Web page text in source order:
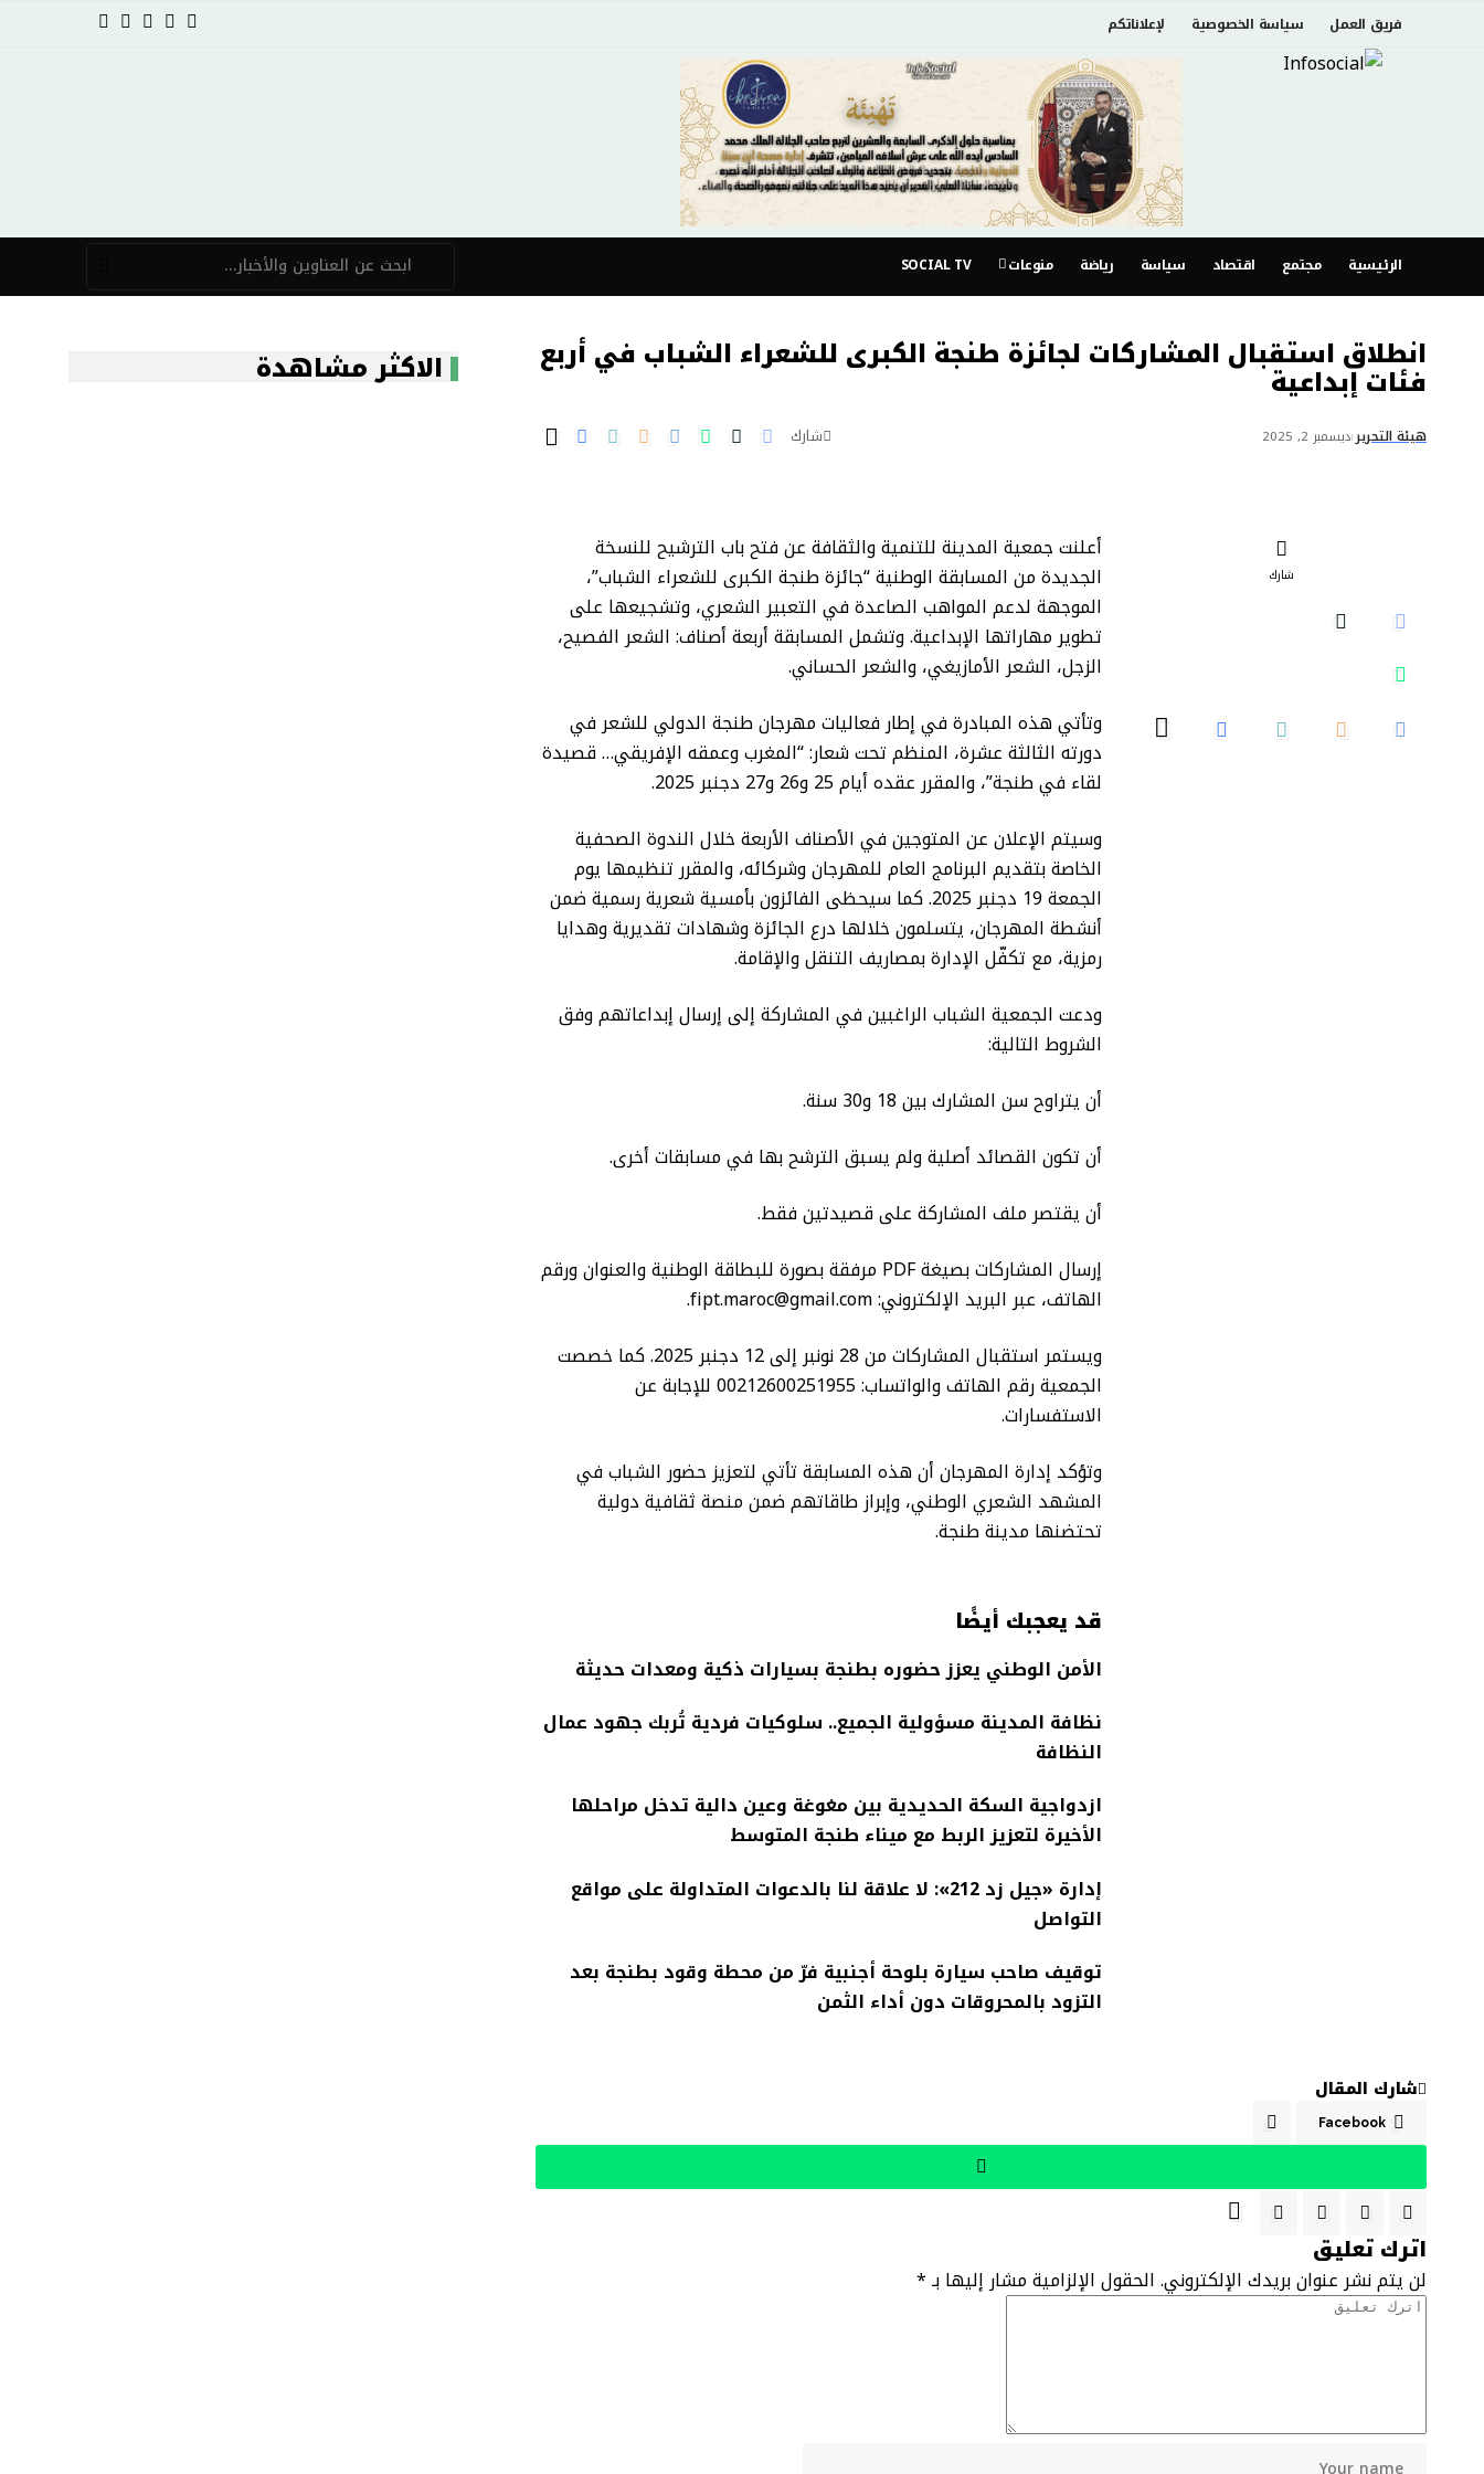
فريق العمل سياسة الخصوصية لإعلاناتكم
الرئيسية مجتمع اقتصاد سياسة رياضة منوعات SOCIAL TV
انطلاق استقبال المشاركات لجائزة طنجة الكبرى للشعراء الشباب في أربع
فئات إبداعية
هيئة التحرير ديسمبر 2, 2025 شارك
شارك
أعلنت جمعية المدينة للتنمية والثقافة عن فتح باب الترشيح للنسخة
الجديدة من المسابقة الوطنية “جائزة طنجة الكبرى للشعراء الشباب”،
الموجهة لدعم المواهب الصاعدة في التعبير الشعري، وتشجيعها على
تطوير مهاراتها الإبداعية. وتشمل المسابقة أربعة أصناف: الشعر الفصيح،
الزجل، الشعر الأمازيغي، والشعر الحساني.
وتأتي هذه المبادرة في إطار فعاليات مهرجان طنجة الدولي للشعر في
دورته الثالثة عشرة، المنظم تحت شعار: “المغرب وعمقه الإفريقي… قصيدة
لقاء في طنجة”، والمقرر عقده أيام 25 و26 و27 دجنبر 2025.
وسيتم الإعلان عن المتوجين في الأصناف الأربعة خلال الندوة الصحفية
الخاصة بتقديم البرنامج العام للمهرجان وشركائه، والمقرر تنظيمها يوم
الجمعة 19 دجنبر 2025. كما سيحظى الفائزون بأمسية شعرية رسمية ضمن
أنشطة المهرجان، يتسلمون خلالها درع الجائزة وشهادات تقديرية وهدايا
رمزية، مع تكفّل الإدارة بمصاريف التنقل والإقامة.
ودعت الجمعية الشباب الراغبين في المشاركة إلى إرسال إبداعاتهم وفق
الشروط التالية:
أن يتراوح سن المشارك بين 18 و30 سنة.
أن تكون القصائد أصلية ولم يسبق الترشح بها في مسابقات أخرى.
أن يقتصر ملف المشاركة على قصيدتين فقط.
إرسال المشاركات بصيغة PDF مرفقة بصورة للبطاقة الوطنية والعنوان ورقم
الهاتف، عبر البريد الإلكتروني: fipt.maroc@gmail.com.
ويستمر استقبال المشاركات من 28 نونبر إلى 12 دجنبر 2025. كما خصصت
الجمعية رقم الهاتف والواتساب: 00212600251955 للإجابة عن
الاستفسارات.
وتؤكد إدارة المهرجان أن هذه المسابقة تأتي لتعزيز حضور الشباب في
المشهد الشعري الوطني، وإبراز طاقاتهم ضمن منصة ثقافية دولية
تحتضنها مدينة طنجة.
قد يعجبك أيضًا
الأمن الوطني يعزز حضوره بطنجة بسيارات ذكية ومعدات حديثة
نظافة المدينة مسؤولية الجميع.. سلوكيات فردية تُربك جهود عمال
النظافة
ازدواجية السكة الحديدية بين مغوغة وعين دالية تدخل مراحلها
الأخيرة لتعزيز الربط مع ميناء طنجة المتوسط
إدارة «جيل زد 212»: لا علاقة لنا بالدعوات المتداولة على مواقع
التواصل
توقيف صاحب سيارة بلوحة أجنبية فرّ من محطة وقود بطنجة بعد
التزود بالمحروقات دون أداء الثمن
شارك المقال
Facebook
اترك تعليق
لن يتم نشر عنوان بريدك الإلكتروني.الحقول الإلزامية مشار إليها بـ*
الاكثر مشاهدة